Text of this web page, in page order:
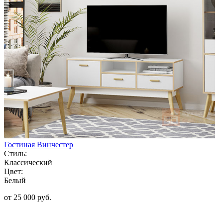
Гостиная Винчестер
Стиль:
Классический
Цвет:
Белый
от 25 000 руб.